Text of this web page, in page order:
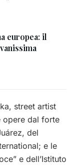
europea: il
street artist
opere dal forte
del
e le
e dell’Istituto